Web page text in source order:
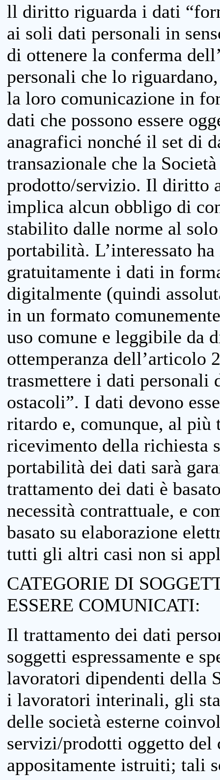
ll diritto riguarda i dati
ai soli dati personali in
di ottenere la conferma
personali che lo
la loro comunicazione in
dati che possono essere
anagrafici nonché il set di
transazionale che la
prodotto/servizio. Il diritto
implica alcun obbligo di
stabilito dalle norme al
portabilità. L’interessato
gratuitamente i dati in
digitalmente (quindi
in un formato
uso comune e leggibile da
ottemperanza dell’articolo
trasmettere i dati personali
ostacoli”. I dati devono
ritardo e, comunque, al più
ricevimento della richiesta
portabilità dei dati sarà
trattamento dei dati è
necessità contrattuale, e
basato su elaborazione
tutti gli altri casi non si
CATEGORIE DI
ESSERE COMUNICATI:
Il trattamento dei dati
soggetti espressamente e
lavoratori dipendenti della
i lavoratori interinali, gli
delle società esterne
servizi/prodotti oggetto
appositamente istruiti; tali